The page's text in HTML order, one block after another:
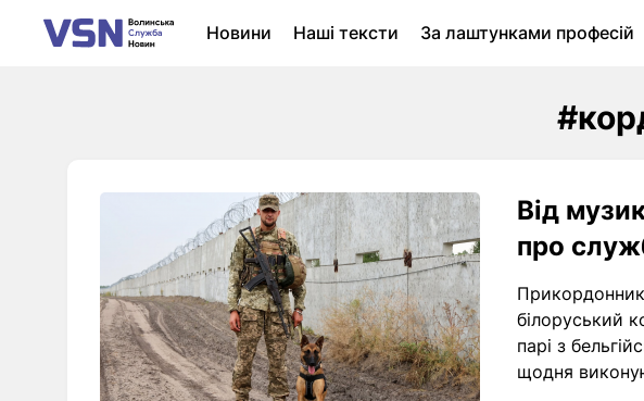
Новини Наші тексти За лаштунками професій
Від
про
білоруський
парі з
щодня